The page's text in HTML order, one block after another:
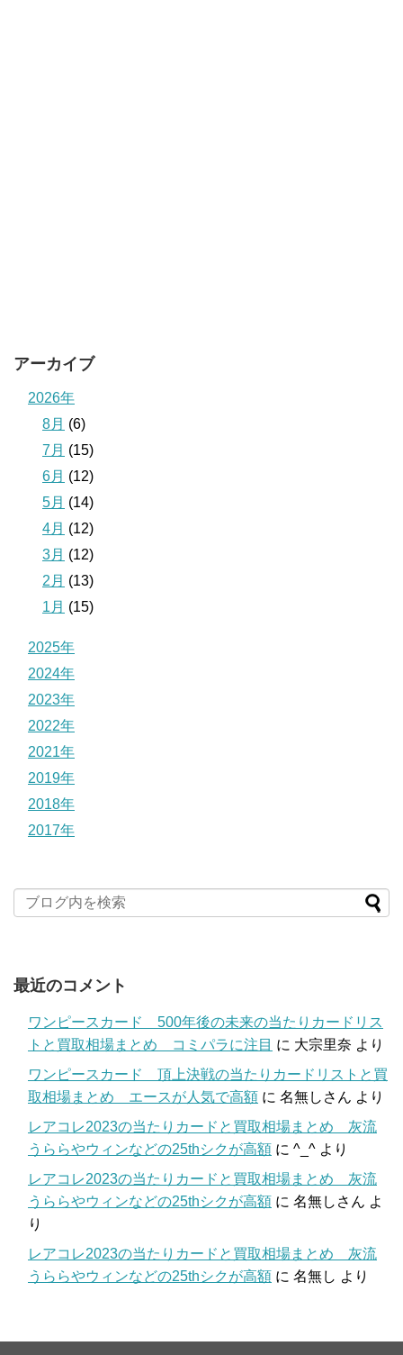
アーカイブ
2026年
8月 (6)
7月 (15)
6月 (12)
5月 (14)
4月 (12)
3月 (12)
2月 (13)
1月 (15)
2025年
2024年
2023年
2022年
2021年
2019年
2018年
2017年
最近のコメント
ワンピースカード 500年後の未来の当たりカードリス
トと買取相場まとめ コミパラに注目 に 大宗里奈 より
ワンピースカード 頂上決戦の当たりカードリストと買
取相場まとめ エースが人気で高額 に 名無しさん より
レアコレ2023の当たりカードと買取相場まとめ 灰流
うららやウィンなどの25thシクが高額 に ^_^ より
レアコレ2023の当たりカードと買取相場まとめ 灰流
うららやウィンなどの25thシクが高額 に 名無しさん よ
り
レアコレ2023の当たりカードと買取相場まとめ 灰流
うららやウィンなどの25thシクが高額 に 名無し より